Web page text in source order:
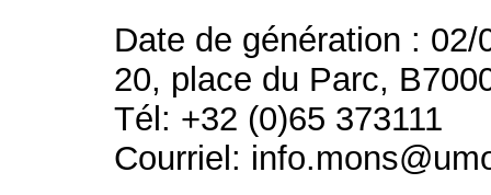
Date de génération : 02/
20, place du Parc,
Tél: +32 (0)65 373111
Courriel: